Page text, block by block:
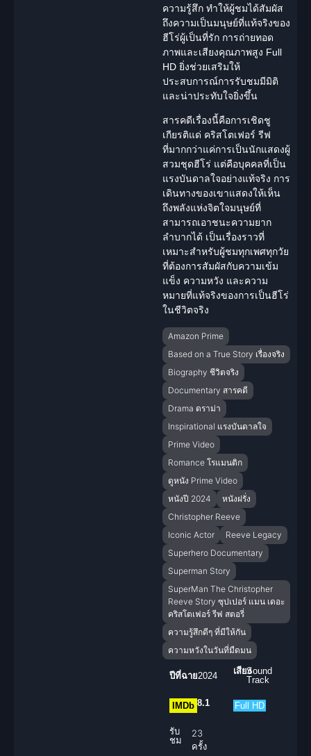
ความรู้สึก ทำให้ผู้ชมได้สัมผัส
ถึงความเป็นมนุษย์ที่แท้จริงของ
ฮีโร่ผู้เป็นที่รัก การถ่ายทอด
ภาพและเสียงคุณภาพสูง Full
HD ยิ่งช่วยเสริมให้
ประสบการณ์การรับชมมีมิติ
และน่าประทับใจยิ่งขึ้น
สารคดีเรื่องนี้คือการเชิดชู
เกียรติแด่ คริสโตเฟอร์ รีฟ
ที่มากกว่าแค่การเป็นนักแสดงผู้
สวมชุดฮีโร่ แต่คือบุคคลที่เป็น
แรงบันดาลใจอย่างแท้จริง การ
เดินทางของเขาแสดงให้เห็น
ถึงพลังแห่งจิตใจมนุษย์ที่
สามารถเอาชนะความยาก
ลำบากได้ เป็นเรื่องราวที่
เหมาะสำหรับผู้ชมทุกเพศทุกวัย
ที่ต้องการสัมผัสกับความเข้ม
แข็ง ความหวัง และความ
หมายที่แท้จริงของการเป็นฮีโร่
ในชีวิตจริง
Amazon Prime
Based on a True Story เรื่องจริง
Biography ชีวิตจริง
Documentary สารคดี
Drama ดราม่า
Inspirational แรงบันดาลใจ
Prime Video
Romance โรแมนติก
ดูหนัง Prime Video
หนังปี 2024
หนังฝรั่ง
Christopher Reeve
Iconic Actor
Reeve Legacy
Superhero Documentary
Superman Story
SuperMan The Christopher
Reeve Story ซุปเปอร์ แมน เดอะ
คริสโตเฟอร์ รีฟ สตอรี่
ความรู้สึกดีๆ ที่มีให้กัน
ความหวังในวันที่มืดมน
ปีที่ฉาย2024 เสียงSound
Track
IMDb 8.1 Full HD
รับ
ชม
23
ครั้ง